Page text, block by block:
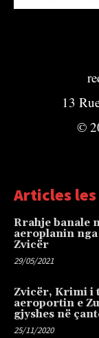
13
©
Articles
Rrahje banale
aeroplanin
Zvicër
29/05/2021
Zvicër, Krimi i
aeroportin e
gjyshes në
25/11/2020